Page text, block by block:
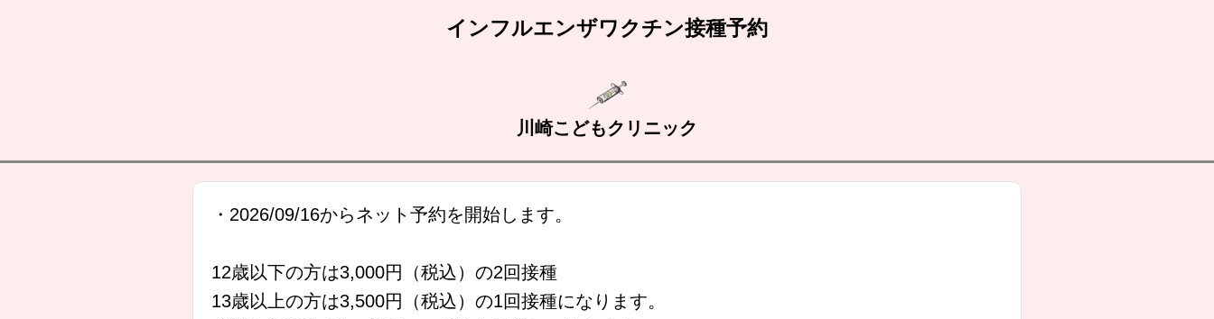
インフルエンザワクチン接種予約
川崎こどもクリニック
・2026/09/16からネット予約を開始します。
12歳以下の方は3,000円（税込）の2回接種
13歳以上の方は3,500円（税込）の1回接種になります。